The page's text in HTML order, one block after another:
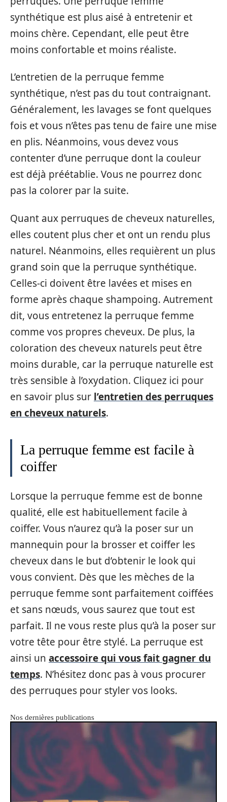
synthétique est plus aisé à entretenir et
moins chère. Cependant, elle peut être
moins confortable et moins réaliste.
L’entretien de la perruque femme
synthétique, n’est pas du tout contraignant.
Généralement, les lavages se font quelques
fois et vous n’êtes pas tenu de faire une mise
en plis. Néanmoins, vous devez vous
contenter d’une perruque dont la couleur
est déjà préétablie. Vous ne pourrez donc
pas la colorer par la suite.
Quant aux perruques de cheveux naturelles,
elles coutent plus cher et ont un rendu plus
naturel. Néanmoins, elles requièrent un plus
grand soin que la perruque synthétique.
Celles-ci doivent être lavées et mises en
forme après chaque shampoing. Autrement
dit, vous entretenez la perruque femme
comme vos propres cheveux. De plus, la
coloration des cheveux naturels peut être
moins durable, car la perruque naturelle est
très sensible à l’oxydation. Cliquez ici pour
en savoir plus sur l’entretien des perruques
en cheveux naturels.
La perruque femme est facile à
coiffer
Lorsque la perruque femme est de bonne
qualité, elle est habituellement facile à
coiffer. Vous n’aurez qu’à la poser sur un
mannequin pour la brosser et coiffer les
cheveux dans le but d’obtenir le look qui
vous convient. Dès que les mèches de la
perruque femme sont parfaitement coiffées
et sans nœuds, vous saurez que tout est
parfait. Il ne vous reste plus qu’à la poser sur
votre tête pour être stylé. La perruque est
ainsi un accessoire qui vous fait gagner du
temps. N’hésitez donc pas à vous procurer
des perruques pour styler vos looks.
Nos dernières publications